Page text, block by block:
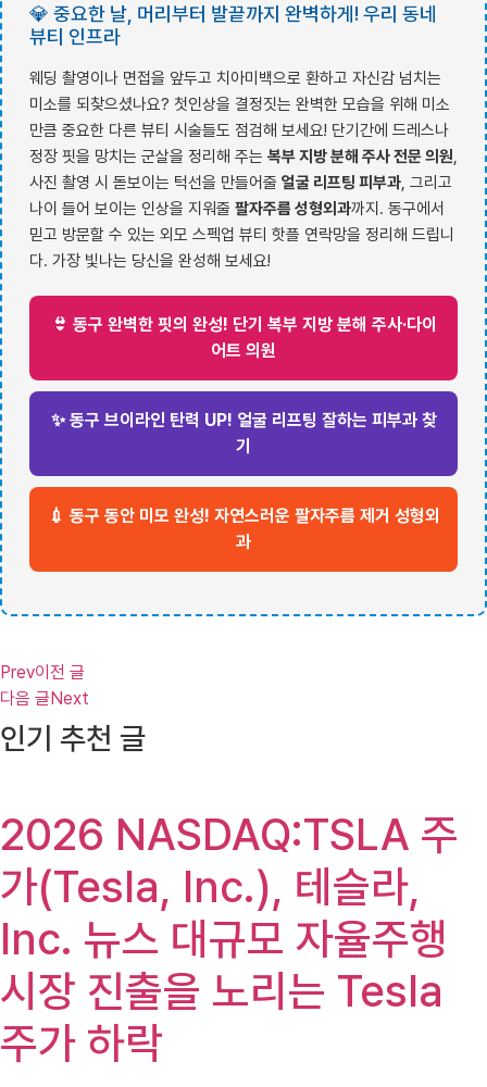
💎 중요한 날, 머리부터 발끝까지 완벽하게! 우리 동네
뷰티 인프라
웨딩 촬영이나 면접을 앞두고 치아미백으로 환하고 자신감 넘치는
미소를 되찾으셨나요? 첫인상을 결정짓는 완벽한 모습을 위해 미소
만큼 중요한 다른 뷰티 시술들도 점검해 보세요! 단기간에 드레스나
정장 핏을 망치는 군살을 정리해 주는 복부 지방 분해 주사 전문 의원
사진 촬영 시 돋보이는 턱선을 만들어줄 얼굴 리프팅 피부과 , 그리고
나이 들어 보이는 인상을 지워줄 팔자주름 성형외과까지. 동구에서
믿고 방문할 수 있는 외모 스펙업 뷰티 핫플 연락망을 정리해 드립니
다. 가장 빛나는 당신을 완성해 보세요!
👙 동구 완벽한 핏의 완성! 단기 복부 지방 분해 주사·다이
어트 의원
✨ 동구 브이라인 탄력 UP! 얼굴 리프팅 잘하는 피부과 찾
기
💉 동구 동안 미모 완성! 자연스러운 팔자주름 제거 성형외
과
Prev이전 글
다음 글Next
인기 추천 글
2026 NASDAQ:TSLA 주
가(Tesla, Inc.), 테슬라,
Inc. 뉴스 대규모 자율주행
시장 진출을 노리는 Tesla
주가 하락